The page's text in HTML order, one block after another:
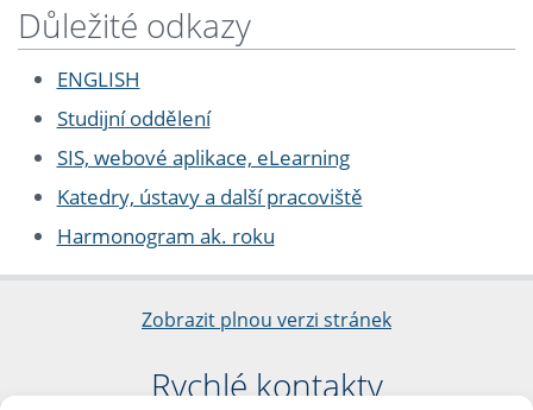
Důležité odkazy
ENGLISH
Studijní oddělení
SIS, webové aplikace, eLearning
Katedry, ústavy a další pracoviště
Harmonogram ak. roku
Zobrazit plnou verzi stránek
Rychlé kontakty